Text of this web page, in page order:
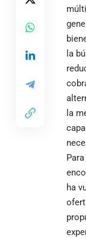
la
la
ha